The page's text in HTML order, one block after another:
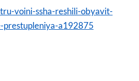
voini-ssha-reshili-obyavit-
prestupleniya-a192875